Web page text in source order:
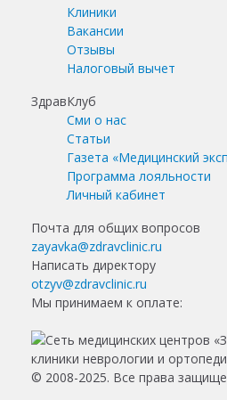
Клиники
Вакансии
Отзывы
Налоговый вычет
ЗдравКлуб
Сми о нас
Статьи
Газета «Медицинский
Программа лояльности
Личный кабинет
Почта для общих вопросов
zayavka@zdravclinic.ru
Написать директору
otzyv@zdravclinic.ru
Мы принимаем к оплате:
© 2008-2025. Все права